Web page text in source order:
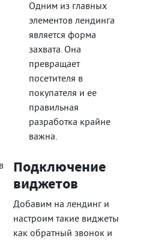
Одним из главных
элементов лендинга
является форма
захвата. Она
превращает
посетителя в
покупателя и ее
правильная
разработка крайне
важна.
Подключение
виджетов
Добавим на лендинг и
настроим такие виджеты
как обратный звонок и